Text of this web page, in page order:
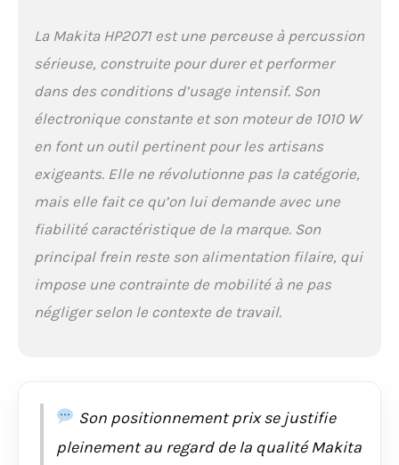
La Makita HP2071 est une perceuse à percussion
sérieuse, construite pour durer et performer
dans des conditions d’usage intensif. Son
électronique constante et son moteur de 1010 W
en font un outil pertinent pour les artisans
exigeants. Elle ne révolutionne pas la catégorie,
mais elle fait ce qu’on lui demande avec une
fiabilité caractéristique de la marque. Son
principal frein reste son alimentation filaire, qui
impose une contrainte de mobilité à ne pas
négliger selon le contexte de travail.
Son positionnement prix se justifie
pleinement au regard de la qualité Makita